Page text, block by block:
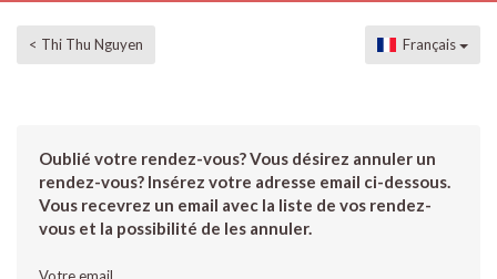
< Thi Thu Nguyen Français
Oublié votre rendez-vous? Vous désirez annuler un
rendez-vous? Insérez votre adresse email ci-dessous.
Vous recevrez un email avec la liste de vos rendez-
vous et la possibilité de les annuler.